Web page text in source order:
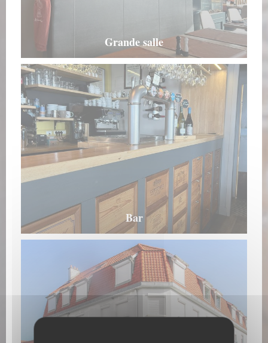
Grande salle
Bar